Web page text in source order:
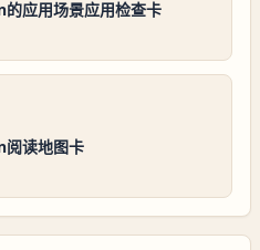
应用场景应用检查卡
读地图卡